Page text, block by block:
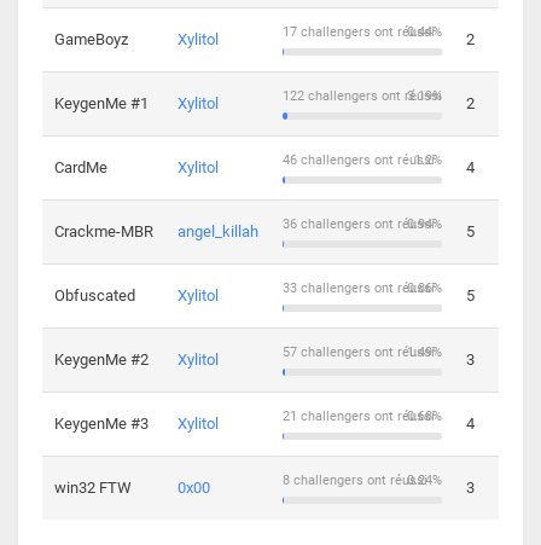
GameBoyz Xylitol 0.44%
17 challengers ont réussi 2
KeygenMe #1 Xylitol 3.19%
122 challengers ont réussi 2
CardMe Xylitol 1.2%
46 challengers ont réussi 4
Crackme-MBR angel_killah 0.94%
36 challengers ont réussi 5
Obfuscated Xylitol 0.86%
33 challengers ont réussi 5
KeygenMe #2 Xylitol 1.49%
57 challengers ont réussi 3
KeygenMe #3 Xylitol 0.68%
21 challengers ont réussi 4
win32 FTW 0x00 0.24%
8 challengers ont réussi 3